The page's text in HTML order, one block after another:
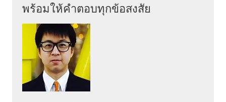
พร้อมให้คำตอบทุกข้อสงสัย